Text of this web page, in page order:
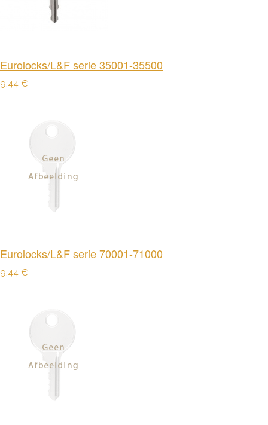
Eurolocks/L&F serie 35001-35500
9,44 €
Eurolocks/L&F serie 70001-71000
9,44 €